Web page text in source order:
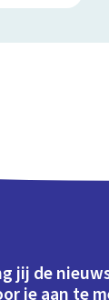
jij de
je aan te